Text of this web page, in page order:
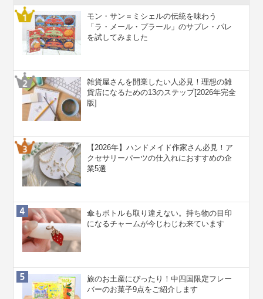
モン・サン＝ミシェルの伝統を味わう
「ラ・メール・プラール」のサブレ・パレ
を試してみました
雑貨屋さんを開業したい人必見！理想の雑
貨店になるための13のステップ[2026年完全
版]
【2026年】ハンドメイド作家さん必見！ア
クセサリーパーツの仕入れにおすすめの企
業5選
傘もボトルも取り違えない。持ち物の目印
になるチャームが今じわじわ来ています
旅のお土産にぴったり！中四国限定フレー
バーのお菓子9点をご紹介します